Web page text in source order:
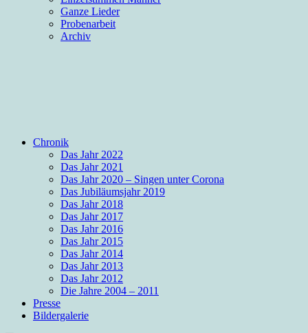
Ganze Lieder
Probenarbeit
Archiv
Chronik
Das Jahr 2022
Das Jahr 2021
Das Jahr 2020 – Singen unter Corona
Das Jubiläumsjahr 2019
Das Jahr 2018
Das Jahr 2017
Das Jahr 2016
Das Jahr 2015
Das Jahr 2014
Das Jahr 2013
Das Jahr 2012
Die Jahre 2004 – 2011
Presse
Bildergalerie